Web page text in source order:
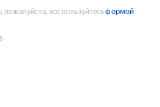
воспользуйтесьформой